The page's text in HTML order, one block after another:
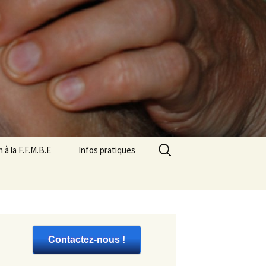
la F.F.M.B.E Infos pratiques
Rechercher :
Contactez-nous !